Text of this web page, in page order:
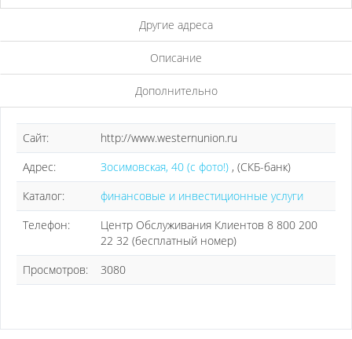
Другие адреса
Описание
Дополнительно
Сайт:
http://www.westernunion.ru
Адрес:
Зосимовская, 40 (с фото!) , (СКБ-банк)
Каталог:
финансовые и инвестиционные услуги
Телефон:
Центр Обслуживания Клиентов 8 800 200
22 32 (бесплатный номер)
Просмотров:
3080